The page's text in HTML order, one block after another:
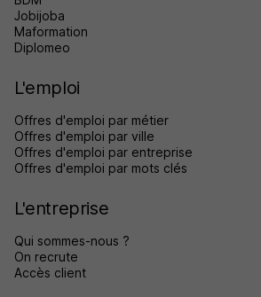
Jobijoba
Maformation
Diplomeo
L'emploi
Offres d'emploi par métier
Offres d'emploi par ville
Offres d'emploi par entreprise
Offres d'emploi par mots clés
L'entreprise
Qui sommes-nous ?
On recrute
Accès client